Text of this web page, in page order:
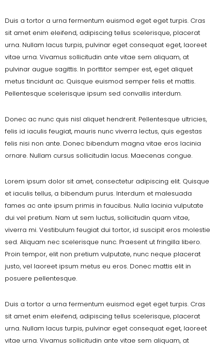
Duis a tortor a urna fermentum euismod eget eget turpis. Cras
sit amet enim eleifend, adipiscing tellus scelerisque, placerat
urna. Nullam lacus turpis, pulvinar eget consequat eget, laoreet
vitae urna. Vivamus sollicitudin ante vitae sem aliquam, at
pulvinar augue sagittis. In porttitor semper est, eget aliquet
metus tincidunt ac. Quisque euismod semper felis et mattis.
Pellentesque scelerisque ipsum sed convallis interdum.
Donec ac nunc quis nisl aliquet hendrerit. Pellentesque ultricies,
felis id iaculis feugiat, mauris nunc viverra lectus, quis egestas
felis nisi non ante. Donec bibendum magna vitae eros lacinia
ornare. Nullam cursus sollicitudin lacus. Maecenas congue.
Lorem ipsum dolor sit amet, consectetur adipiscing elit. Quisque
et iaculis tellus, a bibendum purus. Interdum et malesuada
fames ac ante ipsum primis in faucibus. Nulla lacinia vulputate
dui vel pretium. Nam ut sem luctus, sollicitudin quam vitae,
viverra mi. Vestibulum feugiat dui tortor, id suscipit eros molestie
sed. Aliquam nec scelerisque nunc. Praesent ut fringilla libero.
Proin tempor, elit non pretium vulputate, nunc neque placerat
justo, vel laoreet ipsum metus eu eros. Donec mattis elit in
posuere pellentesque.
Duis a tortor a urna fermentum euismod eget eget turpis. Cras
sit amet enim eleifend, adipiscing tellus scelerisque, placerat
urna. Nullam lacus turpis, pulvinar eget consequat eget, laoreet
vitae urna. Vivamus sollicitudin ante vitae sem aliquam, at